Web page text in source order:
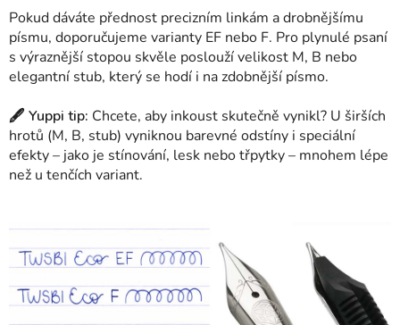
Pokud dáváte přednost precizním linkám a drobnějšímu
písmu, doporučujeme varianty EF nebo F. Pro plynulé psaní
s výraznější stopou skvěle poslouží velikost M, B nebo
elegantní stub, který se hodí i na zdobnější písmo.
🖋 Yuppi tip: Chcete, aby inkoust skutečně vynikl? U širších
hrotů (M, B, stub) vyniknou barevné odstíny i speciální
efekty – jako je stínování, lesk nebo třpytky – mnohem lépe
než u tenčích variant.